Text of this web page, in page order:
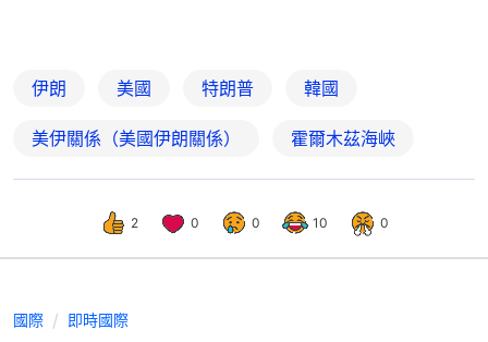
伊朗 美國 特朗普 韓國
美伊關係（美國伊朗關係） 霍爾木茲海峽
2 0 0 10 0
國際 即時國際